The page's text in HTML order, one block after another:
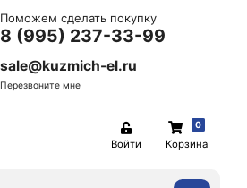
Поможем сделать покупку
8 (995) 237-33-99
sale@kuzmich-el.ru
Перезвоните мне
Войти
0
Корзина